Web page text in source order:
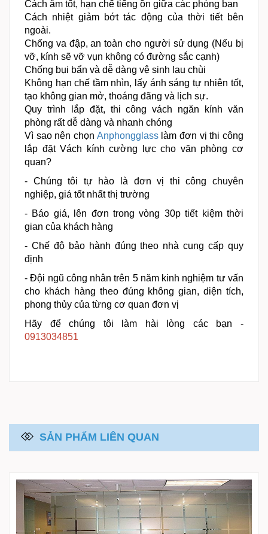
Cách âm tốt, hạn chế tiếng ồn giữa các phòng ban
Cách nhiệt giảm bớt tác động của thời tiết bên
ngoài.
Chống va đập, an toàn cho người sử dụng (Nếu bị
vỡ, kính sẽ vỡ vụn không có đường sắc cạnh)
Chống bụi bẩn và dễ dàng vệ sinh lau chùi
Không hạn chế tầm nhìn, lấy ánh sáng tự nhiên tốt,
tạo không gian mở, thoáng đãng và lịch sự.
Quy trình lắp đặt, thi công vách ngăn kính văn
phòng rất dễ dàng và nhanh chóng
Vì sao nên chọn Anphongglasslàm đơn vị thi công
lắp đặt Vách kính cường lực cho văn phòng cơ
quan?
- Chúng tôi tự hào là đơn vị thi công chuyên
nghiệp, giá tốt nhất thị trường
- Báo giá, lên đơn trong vòng 30p tiết kiệm thời
gian của khách hàng
- Chế độ bảo hành đúng theo nhà cung cấp quy
định
- Đội ngũ công nhân trên 5 năm kinh nghiệm tư vấn
cho khách hàng theo đúng không gian, diện tích,
phong thủy của từng cơ quan đơn vị
Hãy để chúng tôi làm hài lòng các bạn -
0913034851
SẢN PHẨM LIÊN QUAN